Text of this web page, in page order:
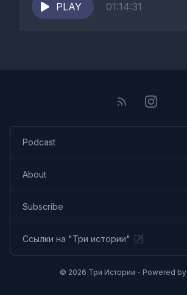
Антоненков, Юля Недоля и ...
PLAY 01:14:31
Podcast
About
Subscribe
Ссылки на "Три истории"
© 2026 Три Истории - Powered by